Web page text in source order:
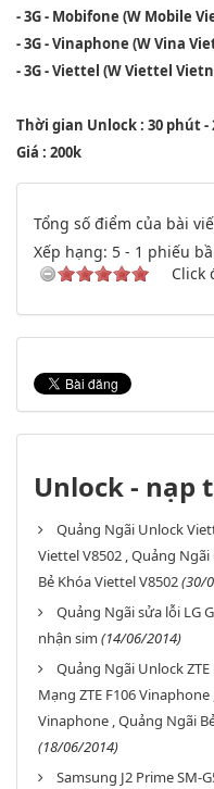
- 3G - Mobifone (W Mobile
- 3G - Vinaphone (W Vina
- 3G - Viettel (W Viettel
Thời gian Unlock : 30 phút -
Giá : 200k
Tổng số điểm của bài
Xếp hạng: 5 - 1 phiếu
Click
Unlock - nạp
Quảng Ngãi Unlock
Viettel V8502 , Quảng
Bẻ Khóa Viettel V8502(30/
Quảng Ngãi sửa lỗi LG
nhận sim (14/06/2014)
Quảng Ngãi Unlock
Mạng ZTE F106
Vinaphone , Quảng Ngãi
(18/06/2014)
Samsung J2 Prime SM-